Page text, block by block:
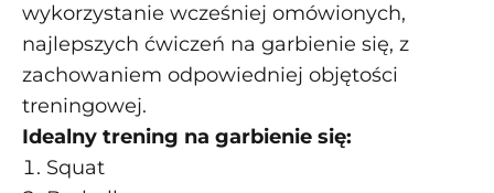
wykorzystanie wcześniej omówionych,
najlepszych ćwiczeń na garbienie się, z
zachowaniem odpowiedniej objętości
treningowej.
Idealny trening na garbienie się:
Squat